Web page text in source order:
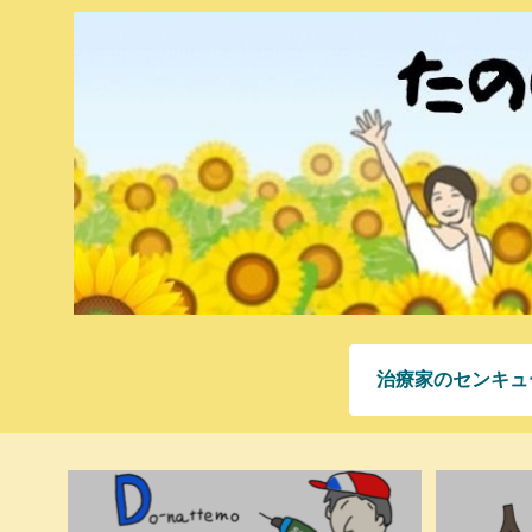
治療家のセンキュ